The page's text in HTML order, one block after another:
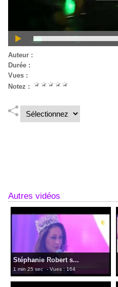
Auteur :
Durée :
Vues :
Notez :
Autres vidéos
Stéphanie Robert s...
1 min 25 sec - Vues : 164